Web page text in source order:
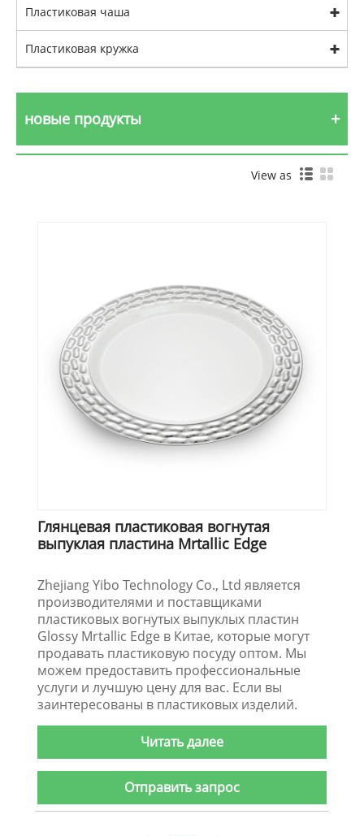
Пластиковая чаша
Пластиковая кружка
новые продукты
View as
Глянцевая пластиковая вогнутая
выпуклая пластина Mrtallic Edge
Zhejiang Yibo Technology Co., Ltd является
производителями и поставщиками
пластиковых вогнутых выпуклых пластин
Glossy Mrtallic Edge в Китае, которые могут
продавать пластиковую посуду оптом. Мы
можем предоставить профессиональные
услуги и лучшую цену для вас. Если вы
заинтересованы в пластиковых изделий.
Читать далее
Отправить запрос